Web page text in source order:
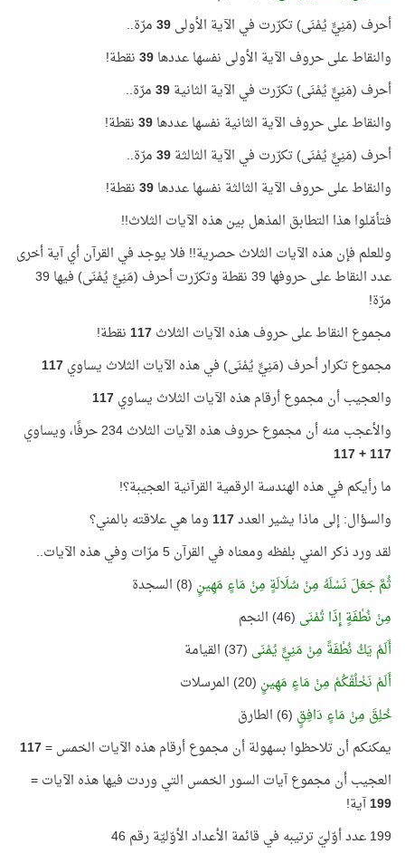
أحرف (مَنِيٍّ يُمْنَى) تكرّرت في الآية الأولى39مرّة..
والنقاط على حروف الآية الأولى نفسها عددها39نقطة!
أحرف (مَنِيٍّ يُمْنَى) تكرّرت في الآية الثانية39مرّة..
والنقاط على حروف الآية الثانية نفسها عددها39نقطة!
أحرف (مَنِيٍّ يُمْنَى) تكرّرت في الآية الثالثة39مرّة..
والنقاط على حروف الآية الثالثة نفسها عددها39نقطة!
فتأمّلوا هذا التطابق المذهل بين هذه الآيات الثلاث!!
وللعلم فإن هذه الآيات الثلاث حصرية!! فلا يوجد في القرآن أي آية أخرى
عدد النقاط على حروفها 39 نقطة وتكرّرت أحرف (مَنِيٍّ يُمْنَى) فيها 39
مرّة!
مجموع النقاط على حروف هذه الآيات الثلاث117نقطة!
مجموع تكرار أحرف (مَنِيٍّ يُمْنَى) في هذه الآيات الثلاث يساوي117
والعجيب أن مجموع أرقام هذه الآيات الثلاث يساوي117
والأعجب منه أن مجموع حروف هذه الآيات الثلاث 234 حرفًا، ويساوي
117 + 117
ما رأيكم في هذه الهندسة الرقمية القرآنية العجيبة؟!
والسؤال: إلى ماذا يشير العدد117وما هي علاقته بالمني؟
لقد ورد ذكر المني بلفظه ومعناه في القرآن 5 مرّات وفي هذه الآيات..
ثُمَّ جَعَلَ نَسْلَهُ مِنْ سُلَالَةٍ مِنْ مَاءٍ مَهِينٍ (8) السجدة
مِنْ نُطْفَةٍ إِذَا تُمْنَى (46) النجم
أَلَمْ يَكُ نُطْفَةً مِنْ مَنِيٍّ يُمْنَى (37) القيامة
أَلَمْ نَخْلُقْكُمْ مِنْ مَاءٍ مَهِينٍ (20) المرسلات
خُلِقَ مِنْ مَاءٍ دَافِقٍ (6) الطارق
يمكنكم أن تلاحظوا بسهولة أن مجموع أرقام هذه الآيات الخمس =117
العجيب أن مجموع آيات السور الخمس التي وردت فيها هذه الآيات =
199آية!
199 عدد أوّليّ ترتيبه في قائمة الأعداد الأوّليّة رقم 46